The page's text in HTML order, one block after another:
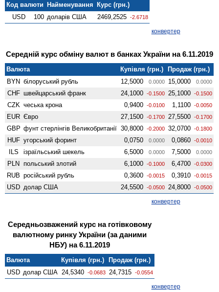
Код валюти Найменування Курс (грн.)
USD
100 доларів США 2469,2525 -2.6718
конвертер
Середній курс обміну валют в банках України на 6.11.2019
Валюта Купівля (грн.)
Продаж (грн.)
BYN білоруський рубль 12,5000 0.0000 15,0000 0.0000
CHF швейцарський франк 24,1000 -0.1500 25,1000 -0.1500
CZK чеська крона 0,9400 -0.0100 1,1100 -0.0050
EUR Євро 27,1500 -0.1700 27,5500 -0.1700
GBP фунт стерлінгів Велико­британії 30,8000 -0.2000 32,0700 -0.1800
HUF угорський форинт 0,0750 0.0000 0,0860 -0.0010
ILS ізраїльський шекель 6,5000 0.0000 7,5000 0.0000
PLN польський злотий 6,1000 -0.1000 6,4700 -0.0300
RUB російський рубль 0,3600 -0.0015 0,3910 -0.0015
USD долар США 24,5500 -0.0500 24,8000 -0.0500
конвертер
Середньозважений курс на готівковому
валютному ринку України (за даними
НБУ) на 6.11.2019
Валюта Купівля (грн.)
Продаж (грн.)
USD долар США 24,5340 -0.0683 24,7315 -0.0554
конвертер